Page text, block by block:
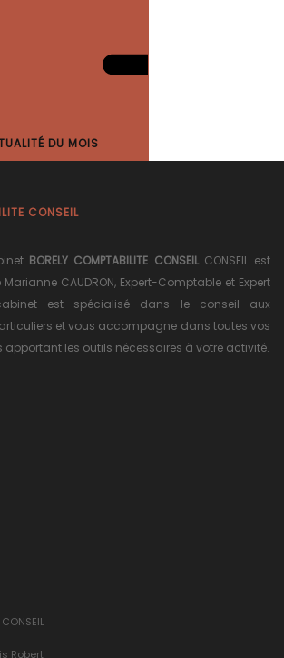
DU MOIS
CONSEIL
BORELY COMPTABILITE CONSEILCONSEIL est
CAUDRON, Expert-Comptable et Expert
est spécialisé dans le conseil aux
et vous accompagne dans toutes vos
les outils nécessaires à votre activité.
CONSEIL
Robert